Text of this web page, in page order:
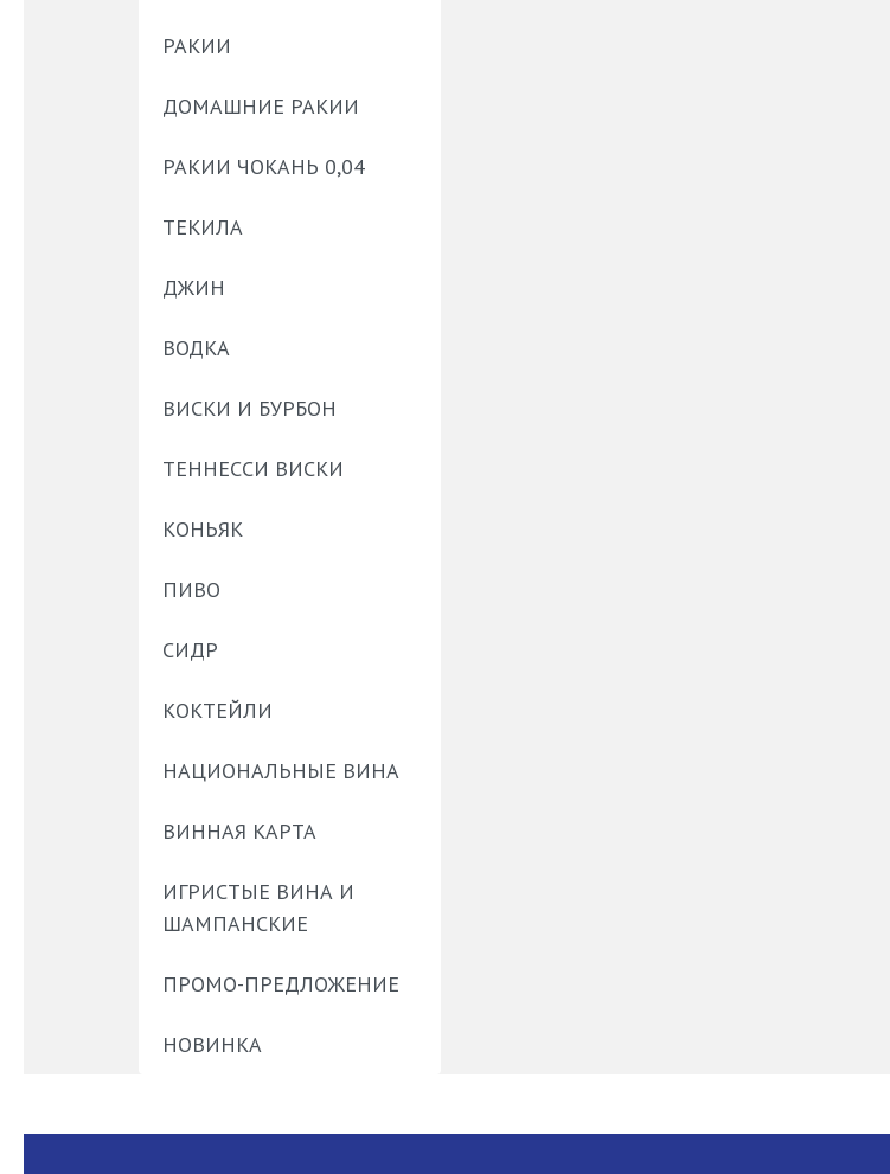
РАКИИ
ДОМАШНИЕ РАКИИ
РАКИИ ЧОКАНЬ 0,04
ТЕКИЛА
ДЖИН
ВОДКА
ВИСКИ И БУРБОН
ТЕННЕССИ ВИСКИ
КОНЬЯК
ПИВО
СИДР
КОКТЕЙЛИ
НАЦИОНАЛЬНЫЕ ВИНА
ВИННАЯ КАРТА
ИГРИСТЫЕ ВИНА И
ШАМПАНСКИЕ
ПРОМО-ПРЕДЛОЖЕНИЕ
НОВИНКА